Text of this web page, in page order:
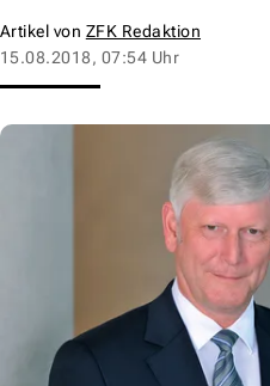
Artikel von ZFK Redaktion
15.08.2018, 07:54 Uhr